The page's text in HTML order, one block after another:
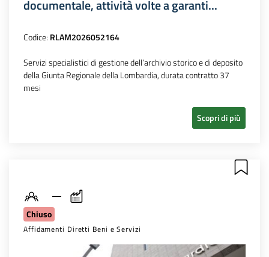
documentale, attività volte a garanti...
Codice: RLAM2026052164
Servizi specialistici di gestione dell’archivio storico e di deposito
della Giunta Regionale della Lombardia, durata contratto 37
mesi
Scopri di più
Chiuso
Affidamenti Diretti Beni e Servizi